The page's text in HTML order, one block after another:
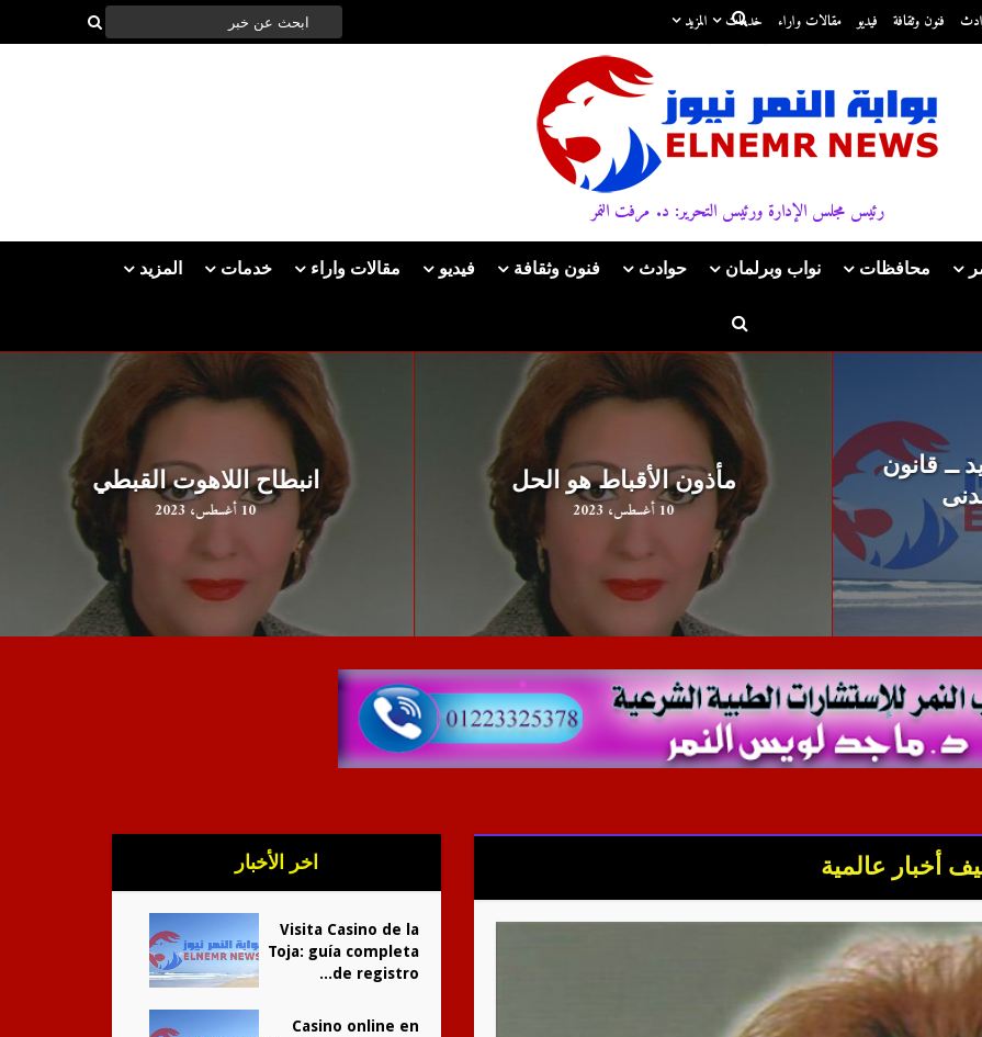
فنون وثقافة فيديو مقالات واراء خدمات المزيد
رئيس مجلس الإدارة ورئيس التحرير: د. مرفت النمر
محافظات نواب وبرلمان حوادث فنون وثقافة فيديو مقالات واراء خدمات المزيد
مأذون الأقباط هو الحل انبطاح اللاهوت القبطي
اخر الأخبار
Visita Casino de la
Toja: guía completa
de registro...
Casino online en
أخبار عالمية